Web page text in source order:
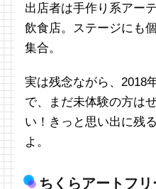
出店者は手作り系アー
飲食店。ステージにも
集合。
実は残念ながら、2018
で、まだ未体験の方は
い！きっと思い出に残
よ。
ちくらアートフ